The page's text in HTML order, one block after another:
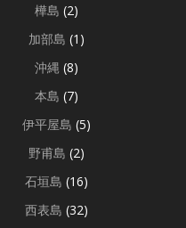
樺島 (2)
加部島 (1)
沖縄 (8)
本島 (7)
伊平屋島 (5)
野甫島 (2)
石垣島 (16)
西表島 (32)